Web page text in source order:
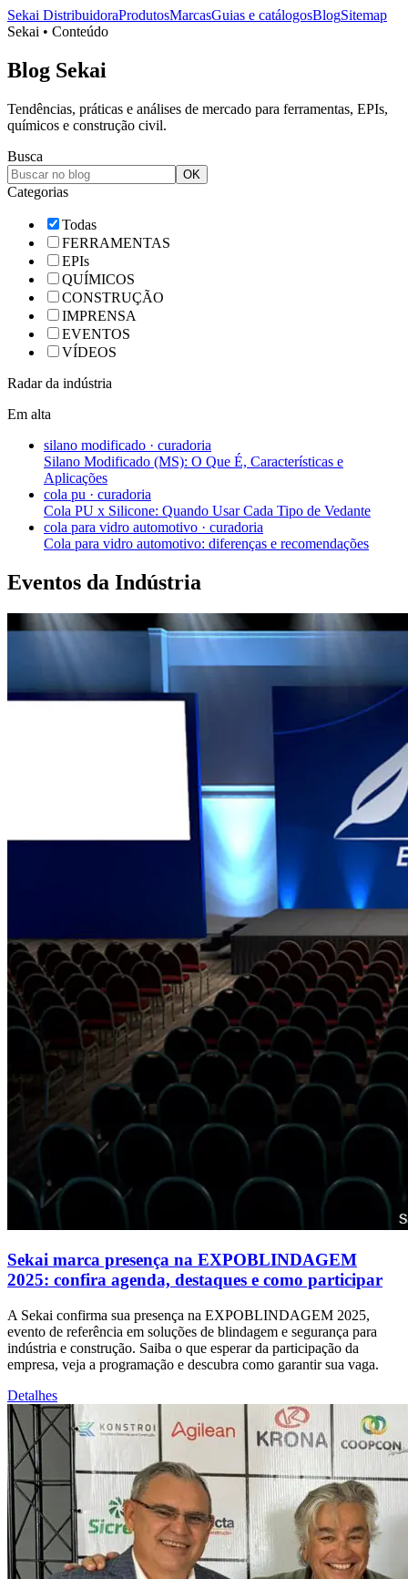
Sekai DistribuidoraProdutosMarcasGuias e catálogosBlogSitemap
Sekai • Conteúdo
Blog Sekai
Tendências, práticas e análises de mercado para ferramentas, EPIs,
químicos e construção civil.
Busca
OK
Categorias
Todas
FERRAMENTAS
EPIs
QUÍMICOS
CONSTRUÇÃO
IMPRENSA
EVENTOS
VÍDEOS
Radar da indústria
Em alta
silano modificado · curadoria
Silano Modificado (MS): O Que É, Características e
Aplicações
cola pu · curadoria
Cola PU x Silicone: Quando Usar Cada Tipo de Vedante
cola para vidro automotivo · curadoria
Cola para vidro automotivo: diferenças e recomendações
Eventos da Indústria
Sekai marca presença na EXPOBLINDAGEM
2025: confira agenda, destaques e como participar
A Sekai confirma sua presença na EXPOBLINDAGEM 2025,
evento de referência em soluções de blindagem e segurança para
indústria e construção. Saiba o que esperar da participação da
empresa, veja a programação e descubra como garantir sua vaga.
Detalhes